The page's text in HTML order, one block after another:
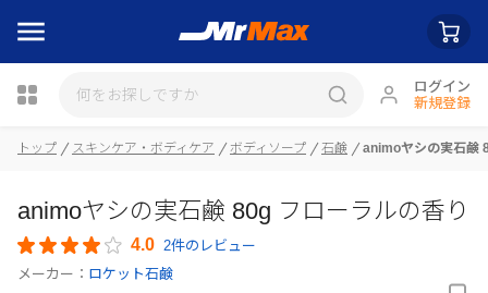
ログイン
新規登録
トップ スキンケア・ボディケア ボディソープ 石鹸 animoヤシの実石鹸
animoヤシの実石鹸 80g フローラルの香り
4.0 2件のレビュー
メーカー： ロケット石鹸